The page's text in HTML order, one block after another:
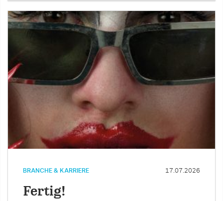
BRANCHE & KARRIERE 17.07.2026
Fertig!